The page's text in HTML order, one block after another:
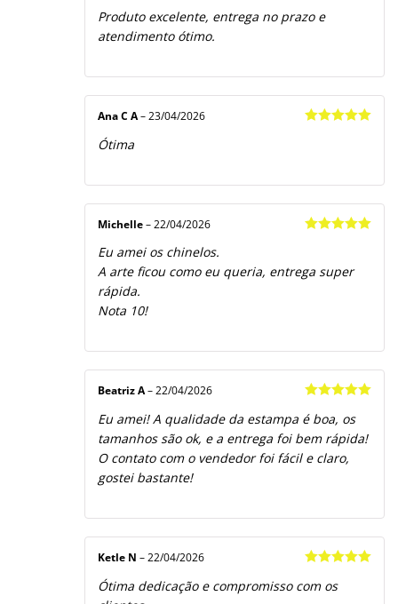
de 5
Produto excelente, entrega no prazo e
atendimento ótimo.
Ana C A– 23/04/2026
Ótima
Michelle – 22/04/2026
Eu amei os chinelos.
A arte ficou como eu queria, entrega super
rápida.
Nota 10!
de 5
Beatriz A– 22/04/2026
Eu amei! A qualidade da estampa é boa, os
tamanhos são ok, e a entrega foi bem rápida!
O contato com o vendedor foi fácil e claro,
gostei bastante!
de 5
Ketle N – 22/04/2026
Ótima dedicação e compromisso com os